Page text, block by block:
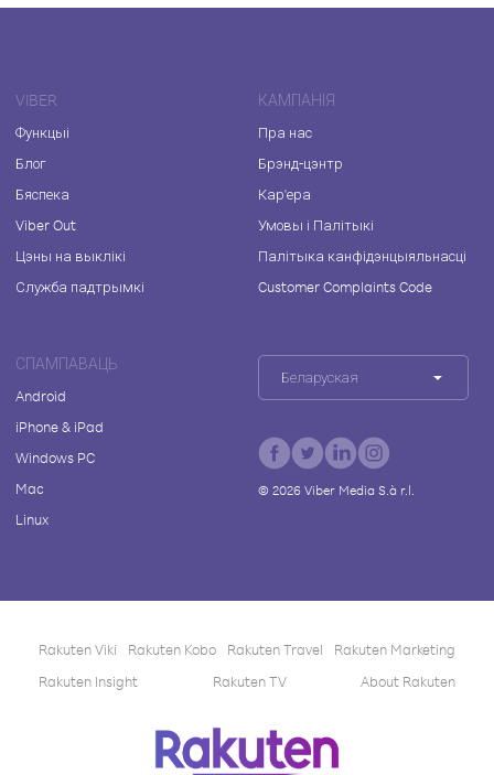
VIBER
Функцыі
Блог
Бяспека
Viber Out
Цэны на выклікі
Служба падтрымкі
КАМПАНІЯ
Пра нас
Брэнд-цэнтр
Кар'ера
Умовы і Палітыкі
Палітыка канфідэнцыяльнасці
Customer Complaints Code
СПАМПАВАЦЬ
Android
iPhone & iPad
Windows PC
Mac
Linux
Беларуская
© 2026Viber Media S.à r.l.
Rakuten Viki Rakuten Kobo Rakuten Travel
Rakuten Marketing
Rakuten Insight
Rakuten TV About Rakuten